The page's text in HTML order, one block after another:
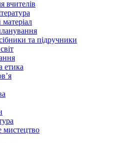
вчителів
та підручники
етика
мистецтво